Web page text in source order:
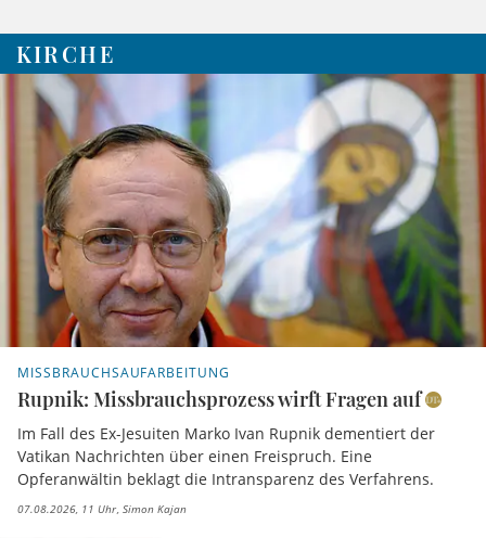
KIRCHE
MISSBRAUCHSAUFARBEITUNG
Rupnik: Missbrauchsprozess wirft Fragen auf
Im Fall des Ex-Jesuiten Marko Ivan Rupnik dementiert der
Vatikan Nachrichten über einen Freispruch. Eine
Opferanwältin beklagt die Intransparenz des Verfahrens.
07.08.2026, 11 Uhr Simon Kajan